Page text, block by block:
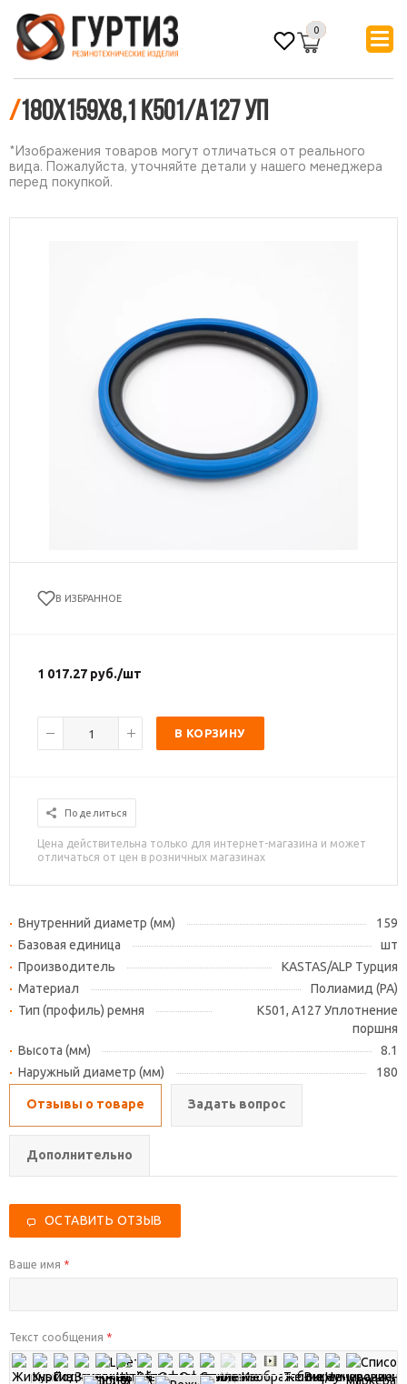
0
/180х159х8,1 К501/А127 УП
*Изображения товаров могут отличаться от реального
вида. Пожалуйста, уточняйте детали у нашего менеджера
перед покупкой.
В ИЗБРАННОЕ
1 017.27 руб./шт
В КОРЗИНУ
Поделиться
Цена действительна только для интернет-магазина и может
отличаться от цен в розничных магазинах
Внутренний диаметр (мм)
159
Базовая единица
шт
Производитель
KASTAS/ALP Турция
Материал
Полиамид (PA)
Тип (профиль) ремня
K501, A127 Уплотнение
поршня
Высота (мм)
8.1
Наружный диаметр (мм)
180
Отзывы о товаре Задать вопрос
Дополнительно
ОСТАВИТЬ ОТЗЫВ
Ваше имя *
Текст сообщения *